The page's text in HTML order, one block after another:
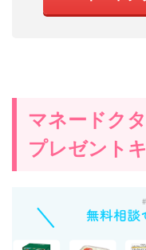
マネードク
プレゼント